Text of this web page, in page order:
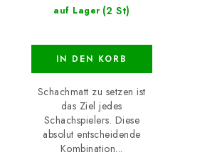
auf Lager (2 St)
IN DEN KORB
Schachmatt zu setzen ist
das Ziel jedes
Schachspielers. Diese
absolut entscheidende
Kombination...